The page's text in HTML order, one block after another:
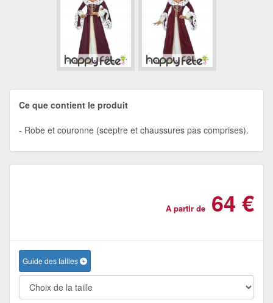
Ce que contient le produit
Robe et couronne (sceptre et chaussures pas comprises).
A partir de 64 €
Guide des tailles